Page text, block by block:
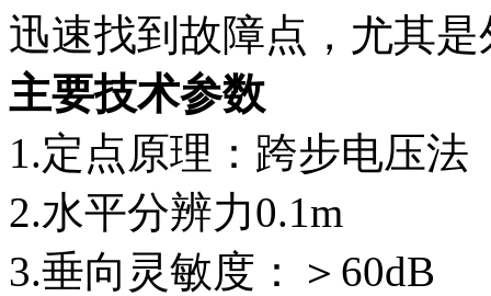
迅速找到故障点，尤其
主要技术参数
1.定点原理：跨步电压法
2.水平分辨力0.1m
3.垂向灵敏度：＞60dB